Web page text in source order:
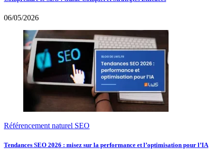
06/05/2026
Référencement naturel SEO
Tendances SEO 2026 : misez sur la performance et l’optimisation pour l’IA